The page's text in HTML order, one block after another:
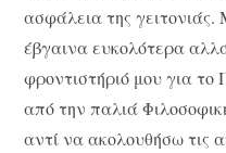
ασφάλεια της
έβγαινα ευκολότερα
φροντιστήριό μου για
από την παλιά
αντί να ακολουθήσω τις